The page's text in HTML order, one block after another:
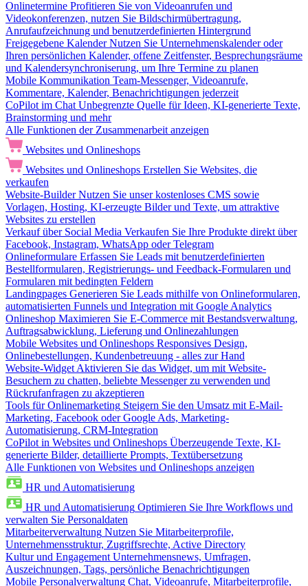
Onlinetermine Profitieren Sie von Videoanrufen und
Videokonferenzen, nutzen Sie Bildschirmübertragung,
Anrufaufzeichnung und benutzerdefinierten Hintergrund
Freigegebene Kalender Nutzen Sie Unternehmenskalender oder
Ihren persönlichen Kalender, offene Zeitfenster, Besprechungsräume
und Kalendersynchroniserung, um Ihre Termine zu planen
Mobile Kommunikation Team-Messenger, Videoanrufe,
Kommentare, Kalender, Benachrichtigungen jederzeit
CoPilot im Chat Unbegrenzte Quelle für Ideen, KI-generierte Texte,
Brainstorming und mehr
Alle Funktionen der Zusammenarbeit anzeigen
Websites und Onlineshops
Websites und Onlineshops Erstellen Sie Websites, die
verkaufen
Website-Builder Nutzen Sie unser kostenloses CMS sowie
Vorlagen, Hosting, KI-erzeugte Bilder und Texte, um attraktive
Websites zu erstellen
Verkauf über Social Media Verkaufen Sie Ihre Produkte direkt über
Facebook, Instagram, WhatsApp oder Telegram
Onlineformulare Erfassen Sie Leads mit benutzerdefinierten
Bestellformularen, Registrierungs- und Feedback-Formularen und
Formularen mit bedingten Feldern
Landingpages Generieren Sie Leads mithilfe von Onlineformularen,
automatisierten Funnels und Integration mit Google Analytics
Onlineshop Maximieren Sie E-Commerce mit Bestandsverwaltung,
Auftragsabwicklung, Lieferung und Onlinezahlungen
Mobile Websites und Onlineshops Responsives Design,
Onlinebestellungen, Kundenbetreuung - alles zur Hand
Website-Widget Aktivieren Sie das Widget, um mit Website-
Besuchern zu chatten, beliebte Messenger zu verwenden und
Rückrufanfragen zu akzeptieren
Tools für Onlinemarketing Steigern Sie den Umsatz mit E-Mail-
Marketing, Facebook oder Google Ads, Marketing-
Automatisierung, CRM-Integration
CoPilot in Websites und Onlineshops Überzeugende Texte, KI-
generierte Bilder, detaillierte Prompts, Textübersetzung
Alle Funktionen von Websites und Onlineshops anzeigen
HR und Automatisierung
HR und Automatisierung Optimieren Sie Ihre Workflows und
verwalten Sie Personaldaten
Mitarbeiterverwaltung Nutzen Sie Mitarbeiterprofile,
Unternehmensstruktur, Zugriffsrechte, Active Directory
Kultur und Engagement Unternehmensnews, Umfragen,
Auszeichnungen, Tags, persönliche Benachrichtigungen
Mobile Personalverwaltung Chat, Videoanrufe, Mitarbeiterprofile,